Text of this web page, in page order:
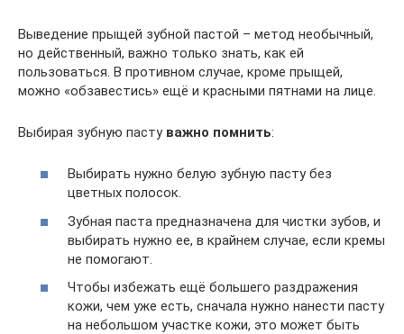
Выведение прыщей зубной пастой – метод необычный,
но действенный, важно только знать, как ей
пользоваться. В противном случае, кроме прыщей,
можно «обзавестись» ещё и красными пятнами на лице.
Выбирая зубную пасту важно помнить:
Выбирать нужно белую зубную пасту без
цветных полосок.
Зубная паста предназначена для чистки зубов, и
выбирать нужно ее, в крайнем случае, если кремы
не помогают.
Чтобы избежать ещё большего раздражения
кожи, чем уже есть, сначала нужно нанести пасту
на небольшом участке кожи, это может быть